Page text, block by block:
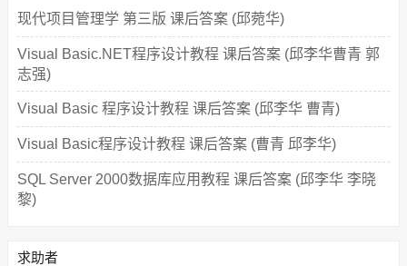
现代项目管理学 第三版 课后答案 (邱菀华)
Visual Basic.NET程序设计教程 课后答案 (邱李华曹青 郭
志强)
Visual Basic 程序设计教程 课后答案 (邱李华 曹青)
Visual Basic程序设计教程 课后答案 (曹青 邱李华)
SQL Server 2000数据库应用教程 课后答案 (邱李华 李晓
黎)
求助者